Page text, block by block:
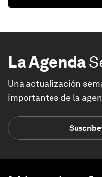
La Agenda
Una actualización
importantes de la